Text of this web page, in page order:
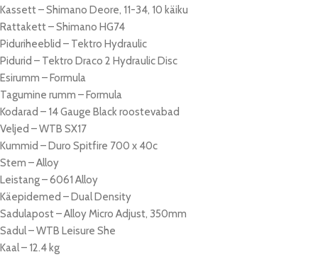
Kassett – Shimano Deore, 11-34, 10 käiku
Rattakett – Shimano HG74
Piduriheeblid – Tektro Hydraulic
Pidurid – Tektro Draco 2 Hydraulic Disc
Esirumm – Formula
Tagumine rumm – Formula
Kodarad – 14 Gauge Black roostevabad
Veljed – WTB SX17
Kummid – Duro Spitfire 700 x 40c
Stem – Alloy
Leistang – 6061 Alloy
Käepidemed – Dual Density
Sadulapost – Alloy Micro Adjust, 350mm
Sadul – WTB Leisure She
Kaal – 12.4 kg